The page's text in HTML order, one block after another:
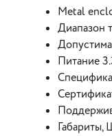
Metal
Диапазон
Питание
Габариты,